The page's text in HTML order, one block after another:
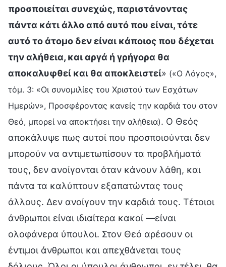
προσποιείται συνεχώς, παριστάνοντας
πάντα κάτι άλλο από αυτό που είναι, τότε
αυτό το άτομο δεν είναι κάποιος που δέχεται
την αλήθεια, και αργά ή γρήγορα θα
αποκαλυφθεί και θα αποκλειστεί» («Ο Λόγος»,
τόμ. 3: «Οι συνομιλίες του Χριστού των Εσχάτων
Ημερών», Προσφέροντας κανείς την καρδιά του στον
Θεό, μπορεί να αποκτήσει την αλήθεια). Ο Θεός
αποκάλυψε πως αυτοί που προσποιούνται δεν
μπορούν να αντιμετωπίσουν τα προβλήματά
τους, δεν ανοίγονται όταν κάνουν λάθη, και
πάντα τα καλύπτουν εξαπατώντας τους
άλλους. Δεν ανοίγουν την καρδιά τους. Τέτοιοι
άνθρωποι είναι ιδιαίτερα κακοί —είναι
ολοφάνερα ύπουλοι. Στον Θεό αρέσουν οι
έντιμοι άνθρωποι και απεχθάνεται τους